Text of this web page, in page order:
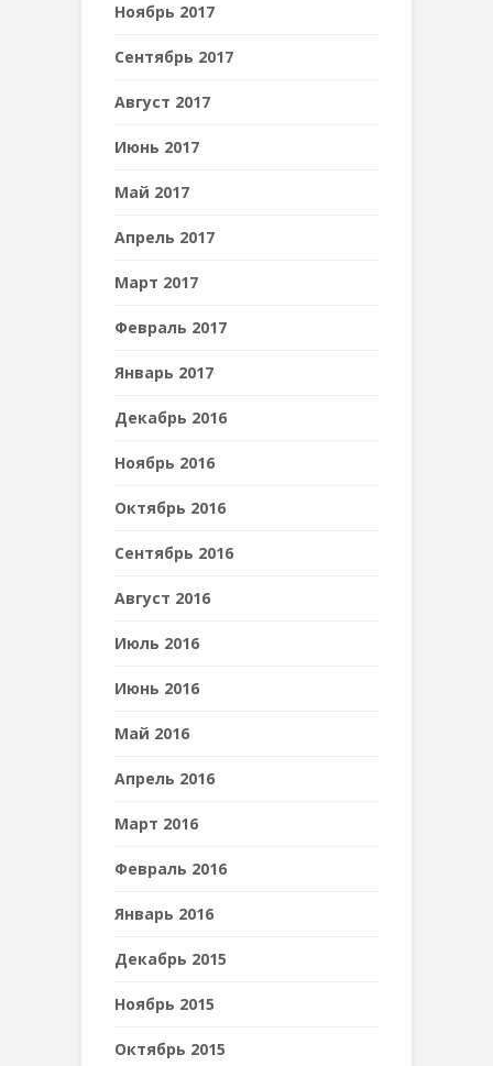
Ноябрь 2017
Сентябрь 2017
Август 2017
Июнь 2017
Май 2017
Апрель 2017
Март 2017
Февраль 2017
Январь 2017
Декабрь 2016
Ноябрь 2016
Октябрь 2016
Сентябрь 2016
Август 2016
Июль 2016
Июнь 2016
Май 2016
Апрель 2016
Март 2016
Февраль 2016
Январь 2016
Декабрь 2015
Ноябрь 2015
Октябрь 2015